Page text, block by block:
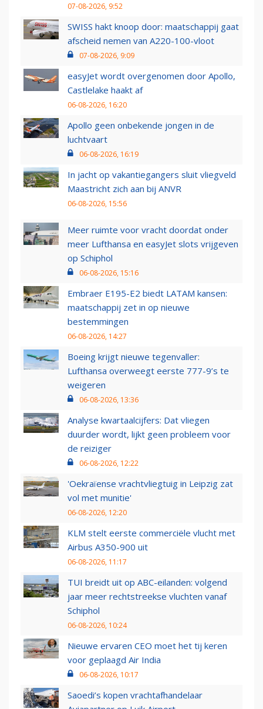
07-08-2026, 9:52
SWISS hakt knoop door: maatschappij gaat
afscheid nemen van A220-100-vloot
07-08-2026, 9:09
easyJet wordt overgenomen door Apollo,
Castlelake haakt af
06-08-2026, 16:20
Apollo geen onbekende jongen in de
luchtvaart
06-08-2026, 16:19
In jacht op vakantiegangers sluit vliegveld
Maastricht zich aan bij ANVR
06-08-2026, 15:56
Meer ruimte voor vracht doordat onder
meer Lufthansa en easyJet slots vrijgeven
op Schiphol
06-08-2026, 15:16
Embraer E195-E2 biedt LATAM kansen:
maatschappij zet in op nieuwe
bestemmingen
06-08-2026, 14:27
Boeing krijgt nieuwe tegenvaller:
Lufthansa overweegt eerste 777-9’s te
weigeren
06-08-2026, 13:36
Analyse kwartaalcijfers: Dat vliegen
duurder wordt, lijkt geen probleem voor
de reiziger
06-08-2026, 12:22
'Oekraïense vrachtvliegtuig in Leipzig zat
vol met munitie'
06-08-2026, 12:20
KLM stelt eerste commerciële vlucht met
Airbus A350-900 uit
06-08-2026, 11:17
TUI breidt uit op ABC-eilanden: volgend
jaar meer rechtstreekse vluchten vanaf
Schiphol
06-08-2026, 10:24
Nieuwe ervaren CEO moet het tij keren
voor geplaagd Air India
06-08-2026, 10:17
Saoedi’s kopen vrachtafhandelaar